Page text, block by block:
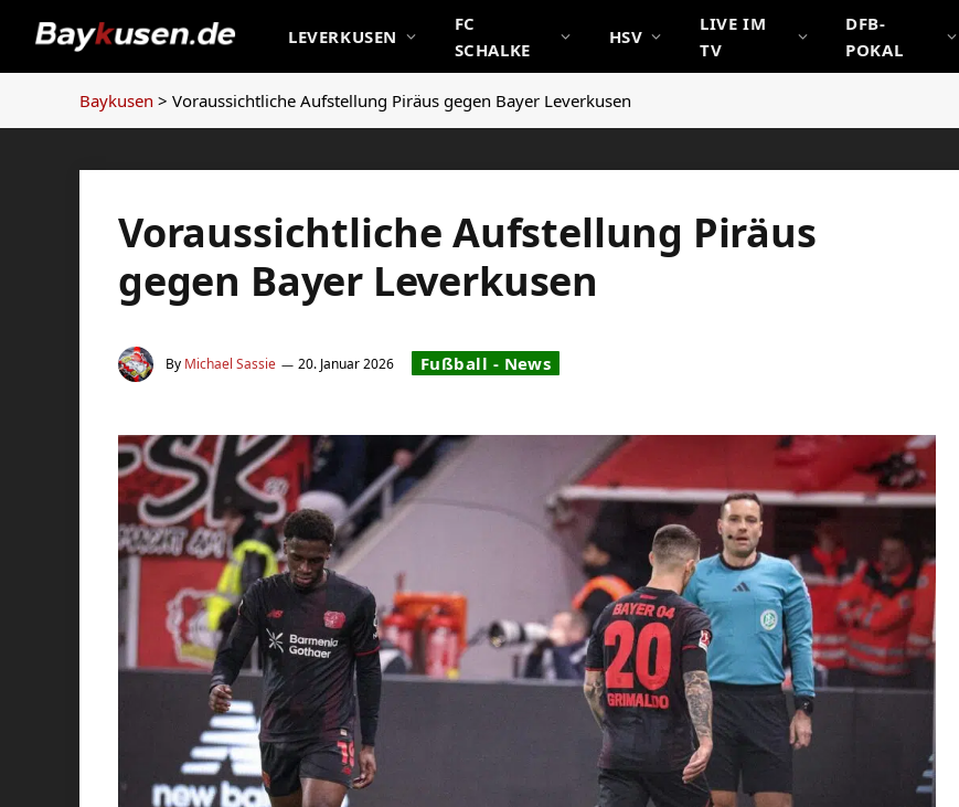
LEVERKUSEN
FC
SCHALKE
HSV
LIVE IM
TV
DFB-
POKAL
Baykusen > Voraussichtliche Aufstellung Piräus gegen Bayer Leverkusen
Voraussichtliche Aufstellung Piräus
gegen Bayer Leverkusen
By Michael Sassie 20. Januar 2026 Fußball - News